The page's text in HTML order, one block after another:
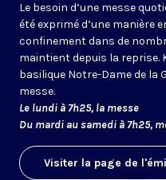
Le besoin d’une messe
été exprimé d’une manière
confinement dans de
maintient depuis la reprise.
basilique Notre-Dame de la
messe.
Le lundi à 7h25, la messe
Du mardi au samedi à 7h25,
Visiter la page de